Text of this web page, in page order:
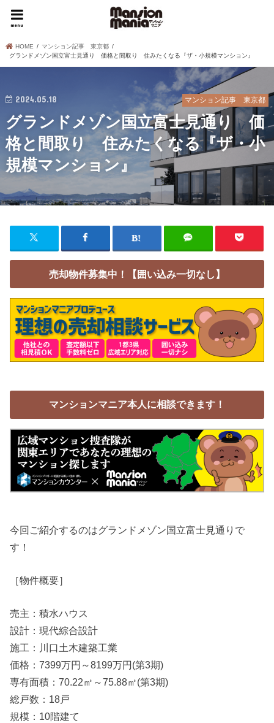
menu
HOME
マンション記事 東京都
グランドメゾン国立富士見通り 価格と間取り 住みたくなる『ザ・小規模マンション』
マンション記事 東京都
2024.05.18
グランドメゾン国立富士見通り 価
格と間取り 住みたくなる『ザ・小
規模マンション』
売却物件募集中！【囲い込み一切なし】
マンションマニア本人に相談できます！
今回ご紹介するのはグランドメゾン国立富士見通りで
す！
［物件概要］
売主：積水ハウス
設計：現代綜合設計
施工：川口土木建築工業
価格：7399万円～8199万円(第3期)
専有面積：70.22㎡～75.88㎡(第3期)
総戸数：18戸
規模：10階建て